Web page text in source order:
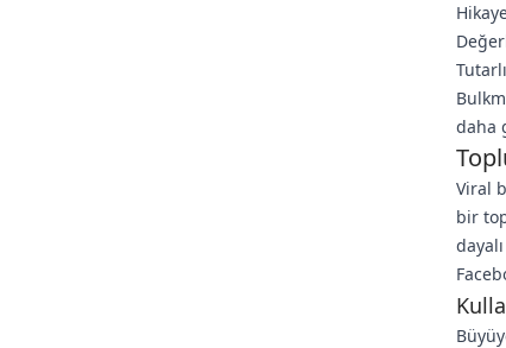
daha
Viral
bir